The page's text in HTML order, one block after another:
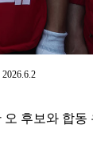
오 후보와 합동